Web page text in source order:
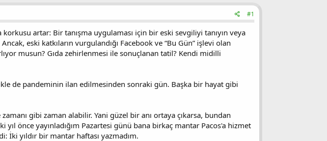
#1
korkusu artar: Bir tanışma uygulaması için bir eski sevgiliyi tanıyın veya
eski katkıların vurgulandığı Facebook ve “Bu Gün” işlevi olan
musun? Gıda zehirlenmesi ile sonuçlanan tatil? Kendi midilli
de pandeminin ilan edilmesinden sonraki gün. Başka bir hayat gibi
gibi zaman alabilir. Yani güzel bir anı ortaya çıkarsa, bundan
önce yayınladığım Pazartesi günü bana birkaç mantar Pacos'a hizmet
İki yıldır bir mantar haftası yazmadım.